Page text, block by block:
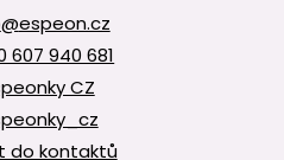
@espeon.cz
607 940 681
CZ
do kontaktů